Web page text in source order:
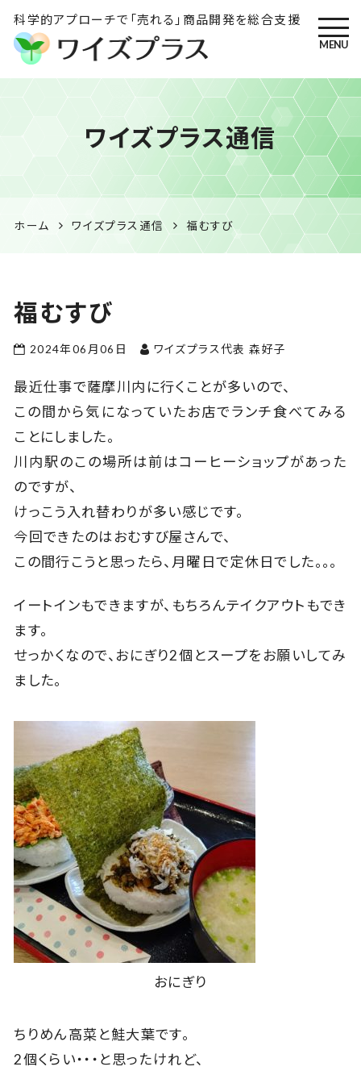
科学的アプローチで「売れる」商品開発を総合支援
ワイズプラス｜鹿児島の特産
品開発・HACCP衛生管理・食
品表示の専門コンサル
MENU
ワイズプラス通信
ホーム ワイズプラス通信 福むすび
福むすび
2024年06月06日 ワイズプラス代表 森好子
最近仕事で薩摩川内に行くことが多いので、
この間から気になっていたお店でランチ食べてみる
ことにしました。
川内駅のこの場所は前はコーヒーショップがあった
のですが、
けっこう入れ替わりが多い感じです。
今回できたのはおむすび屋さんで、
この間行こうと思ったら、月曜日で定休日でした。。。
イートインもできますが、もちろんテイクアウトもでき
ます。
せっかくなので、おにぎり2個とスープをお願いしてみ
ました。
おにぎり
ちりめん高菜と鮭大葉です。
2個くらい・・・と思ったけれど、